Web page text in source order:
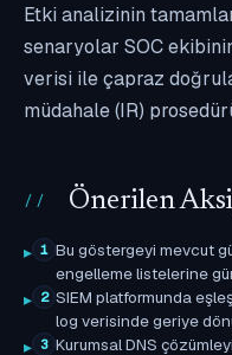
Etki analizinin
senaryolar SOC
verisi ile çapraz
müdahale (IR)
Önerilen
1 Bu göstergeyi mevcut
engelleme listelerine
2 SIEM platformunda
log verisinde geriye
3 Kurumsal DNS